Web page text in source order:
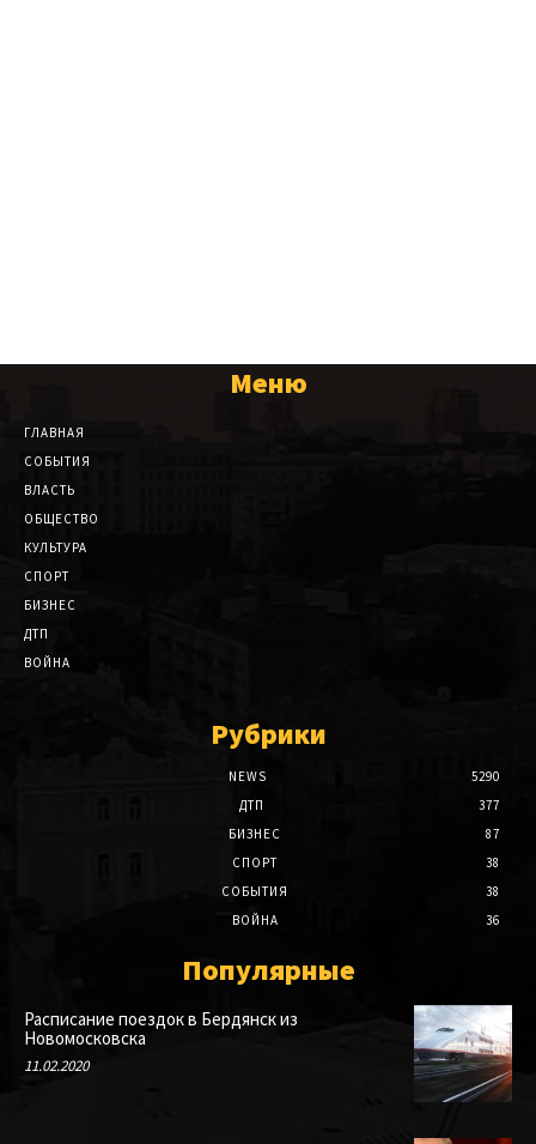
Меню
ГЛАВНАЯ
СОБЫТИЯ
ВЛАСТЬ
ОБЩЕСТВО
КУЛЬТУРА
СПОРТ
БИЗНЕС
ДТП
ВОЙНА
Рубрики
NEWS
5290
ДТП
377
БИЗНЕС
87
СПОРТ
38
СОБЫТИЯ
38
ВОЙНА
36
Популярные
Расписание поездок в Бердянск из
Новомосковска
11.02.2020